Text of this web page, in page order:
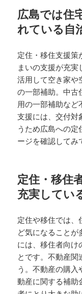
広島では住
れている自
定住・移住支援策
まいの支援が充
活用して空き家や
の一部補助。中古
用の一部補助など
支援には、交付対
うため広島への
ージを確認してみ
定住・移住
充実してい
定住や移住では、
ど気になることが
には、移住者向け
とです。不動産関
う。不動産の購
動産に関する補助